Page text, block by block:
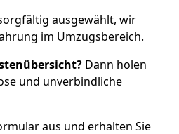
ausgewählt, wir
im Umzugsbereich.
Dann holen
und unverbindliche
aus und erhalten Sie